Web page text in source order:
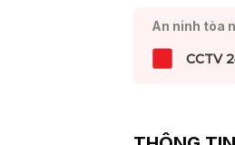
An ninh tòa
CCTV